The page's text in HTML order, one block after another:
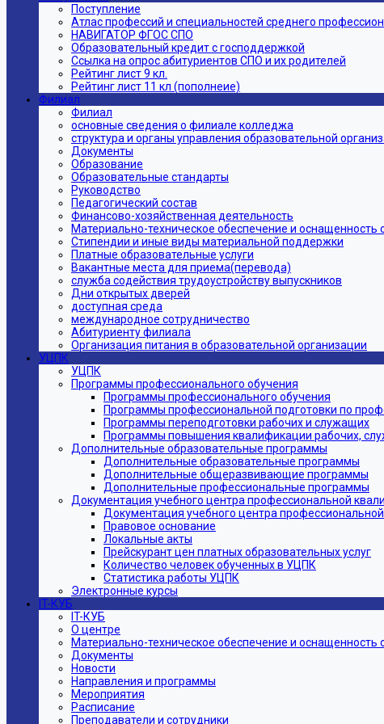
Поступление
Атлас профессий и специальностей среднего
НАВИГАТОР ФГОС СПО
Образовательный кредит с господдержкой
Ссылка на опрос абитуриентов СПО и их родителей
Рейтинг лист 9 кл.
Рейтинг лист 11 кл (пополнеие)
Филиал
Филиал
основные сведения о филиале колледжа
структура и органы управления образовательной
Документы
Образование
Образовательные стандарты
Руководство
Педагогический состав
Финансово-хозяйственная деятельность
Материально-техническое обеспечение и оснащенность
Стипендии и иные виды материальной поддержки
Платные образовательные услуги
Вакантные места для приема(перевода)
служба содействия трудоустройству выпускников
Дни открытых дверей
доступная среда
международное сотрудничество
Абитуриенту филиала
Организация питания в образовательной организации
УЦПК
УЦПК
Программы профессионального обучения
Программы профессионального обучения
Программы профессиональной подготовки по
Программы переподготовки рабочих и служащих
Программы повышения квалификации рабочих,
Дополнительные образовательные программы
Дополнительные образовательные программы
Дополнительные общеразвивающие программы
Дополнительные профессиональные программы
Документация учебного центра профессиональной
Документация учебного центра
Правовое основание
Локальные акты
Прейскурант цен платных образовательных услуг
Количество человек обученных в УЦПК
Статистика работы УЦПК
Электронные курсы
IT-КУБ
IT-КУБ
О центре
Материально-техническое обеспечение и оснащенность
Документы
Новости
Направления и программы
Мероприятия
Расписание
Преподаватели и сотрудники